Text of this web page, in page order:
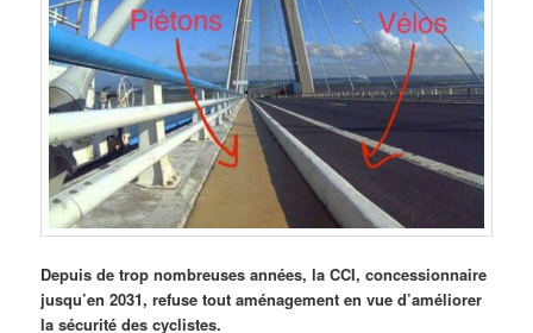
Depuis de trop nombreuses années, la CCI, concessionnaire
jusqu’en 2031, refuse tout aménagement en vue d’améliorer
la sécurité des cyclistes.